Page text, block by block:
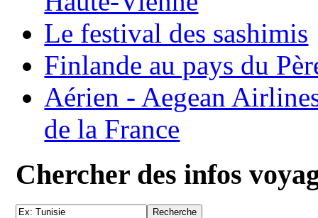
Le festival des sashimis
Finlande au pays du
Aérien - Aegean
de la France
Chercher des infos